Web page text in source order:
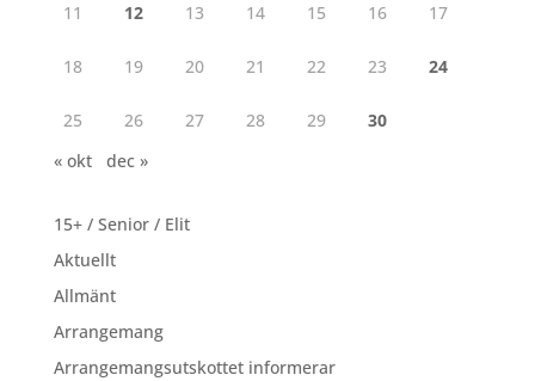
11 12 13 14 15 16 17
18 19 20 21 22 23 24
25 26 27 28 29
30
« okt
dec »
15+ / Senior / Elit
Aktuellt
Allmänt
Arrangemang
Arrangemangsutskottet informerar